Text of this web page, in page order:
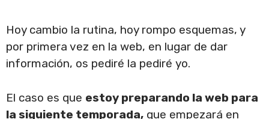
Hoy cambio la rutina, hoy rompo esquemas, y
por primera vez en la web, en lugar de dar
información, os pediré la pediré yo.
El caso es que estoy preparando la web para
la siguiente temporada, que empezará en